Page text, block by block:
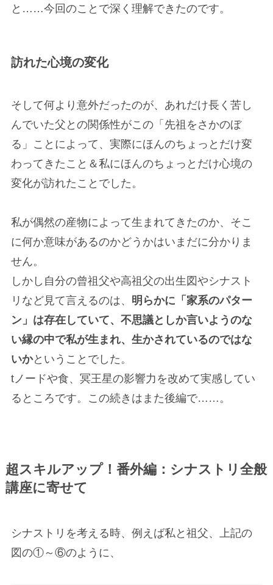
と……今回のことで深く理解できたのです。
訪れた心境の変化
そして何より意外だったのが、あれだけ長く苦し
んでいた父との関係性がこの「先祖をさかのぼ
る」ことによって、実際にほんのちょっとだけ変
わってきたこと＆私にほんのちょっとだけ心境の
変化が訪れたことでした。
私が偶然の産物によって生まれてきたのか、そこ
に何か意味があるのかどうかはいまだに分かりま
せん。
しかし自分の曾祖父や高祖父の出生図やシナスト
リなど見て言えるのは、 明らかに「家系のパター
ン」は存在していて、不思議としか言いようのな
い縁の中で私が生まれ、生かされているのではな
いかということでした。
tノードや食、冥王星の影響力を改めて実感してい
るところです。この続きはまた後編で……。
超スキルアップ！番外編：シナストリ全般
講座に寄せて
シナストリを考える時、例えば私と祖父、上記の
図の①～⑥のように、